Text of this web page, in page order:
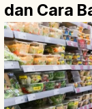
dan Cara